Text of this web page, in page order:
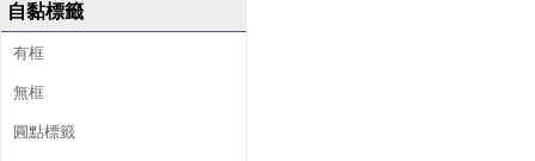
自黏標籤
有框
無框
圓點標籤